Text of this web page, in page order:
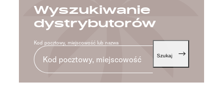
Wyszukiwanie
dystrybutorów
Kod pocztowy, miejscowość lub nazwa
Szukaj